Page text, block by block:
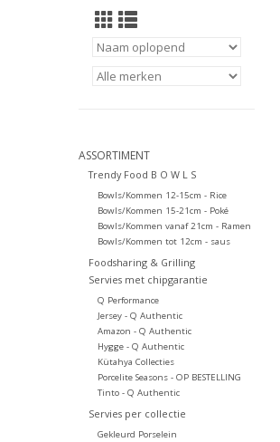
ASSORTIMENT
Trendy Food B O W L S
Bowls/Kommen 12-15cm - Rice
Bowls/Kommen 15-21cm - Poké
Bowls/Kommen vanaf 21cm - Ramen
Bowls/Kommen tot 12cm - saus
Foodsharing & Grilling
Servies met chipgarantie
Q Performance
Jersey - Q Authentic
Amazon - Q Authentic
Hygge - Q Authentic
Kütahya Collecties
Porcelite Seasons - OP BESTELLING
Tinto - Q Authentic
Servies per collectie
Gekleurd Porselein